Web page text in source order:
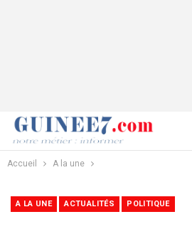
Accueil A la une
A LA UNE ACTUALITÉS POLITIQUE